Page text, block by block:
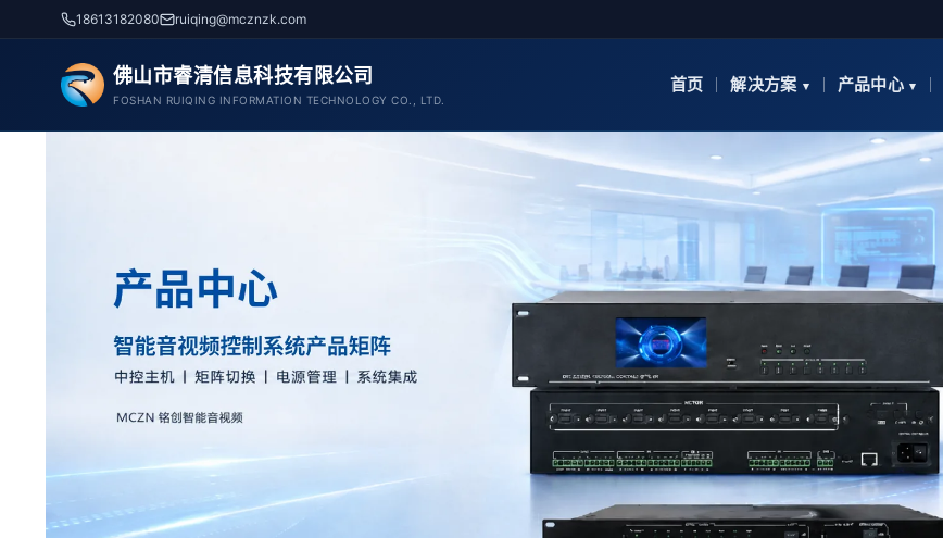
18613182080 ruiqing@mcznzk.com
佛山市睿清信息科技有限公司
FOSHAN RUIQING INFORMATION TECHNOLOGY CO., LTD.
首页 解决方案 产品中心